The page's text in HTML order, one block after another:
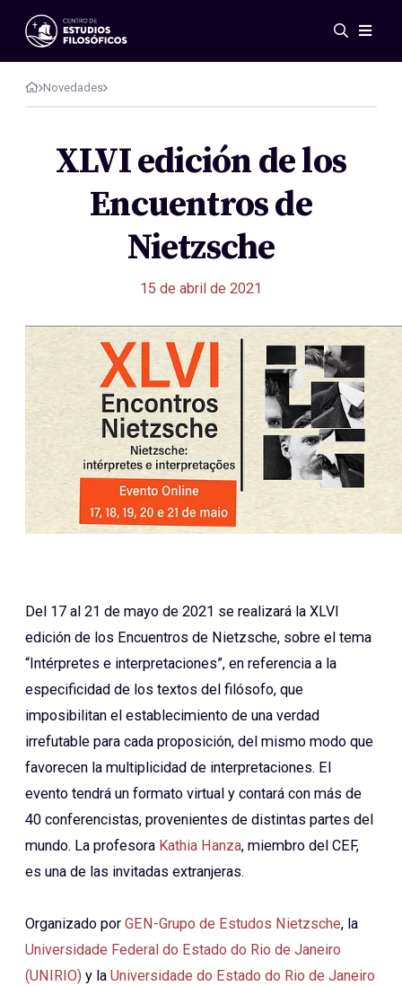
Eventos
Novedades
Investigación
Publicaciones
Acerca de nosotros
Novedades
XLVI edición de los
Encuentros de
Nietzsche
15 de abril de 2021
Del 17 al 21 de mayo de 2021 se realizará la XLVI
edición de los Encuentros de Nietzsche, sobre el tema
“Intérpretes e interpretaciones”, en referencia a la
especificidad de los textos del filósofo, que
imposibilitan el establecimiento de una verdad
irrefutable para cada proposición, del mismo modo que
favorecen la multiplicidad de interpretaciones. El
evento tendrá un formato virtual y contará con más de
40 conferencistas, provenientes de distintas partes del
mundo. La profesora Kathia Hanza, miembro del CEF,
es una de las invitadas extranjeras.
Organizado por GEN-Grupo de Estudos Nietzsche, la
Universidade Federal do Estado do Rio de Janeiro
(UNIRIO) y la Universidade do Estado do Rio de Janeiro